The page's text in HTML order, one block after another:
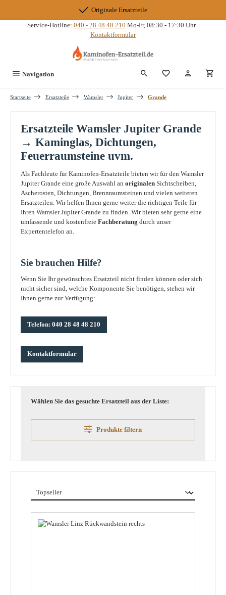
Originale Ersatzteile
Service-Hotline: 040 - 28 48 48 210 Mo-Fr, 08:30 - 17:30 Uhr |
Kontaktformular
Navigation Du hast 0
Startseite Ersatzteile Wamsler Jupiter Grande
Ersatzteile Wamsler Jupiter Grande
→ Kaminglas, Dichtungen,
Feuerraumsteine uvm.
Als Fachleute für Kaminofen-Ersatzteile bieten wir für den Wamsler
Jupiter Grande eine große Auswahl an originalen Sichtscheiben,
Ascherosten, Dichtungen, Brennraumsteinen und vielen weiteren
Ersatzteilen. Wir helfen Ihnen gerne weiter die richtigen Teile für
Ihren Wamsler Jupiter Grande zu finden. Wir bieten sehr gerne eine
umfassende und kostenfreie Fachberatung durch unser
Expertentelefon an.
Sie brauchen Hilfe?
Wenn Sie Ihr gewünschtes Ersatzteil nicht finden können oder sich
nicht sicher sind, welche Komponente Sie benötigen, stehen wir
Ihnen gerne zur Verfügung:
Telefon: 040 28 48 48 210
Kontaktformular
Wählen Sie das gesuchte Ersatzteil aus der Liste:
Produkte filtern